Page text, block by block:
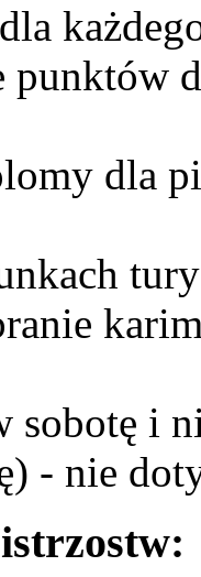
punktów
dla
sobotę i
- nie